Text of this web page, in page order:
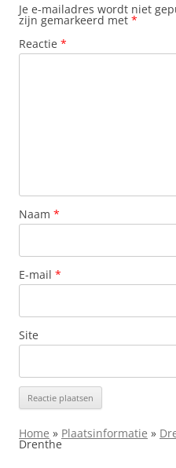
Je e-mailadres wordt niet
zijn gemarkeerd met *
Reactie *
Naam *
E-mail *
Site
Home » Plaatsinformatie »
Drenthe